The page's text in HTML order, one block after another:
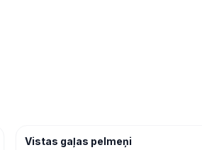
Vistas gaļas pelmeņi